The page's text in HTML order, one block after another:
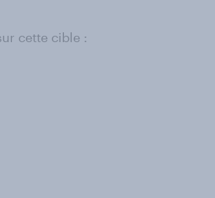
cette cible :